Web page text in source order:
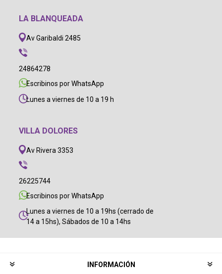
LA BLANQUEADA
Av Garibaldi 2485
24864278
Escribinos por WhatsApp
Lunes a viernes de 10 a 19 h
VILLA DOLORES
Av Rivera 3353
26225744
Escribinos por WhatsApp
Lunes a viernes de 10 a 19hs (cerrado de
14 a 15hs), Sábados de 10 a 14hs
INFORMACIÓN